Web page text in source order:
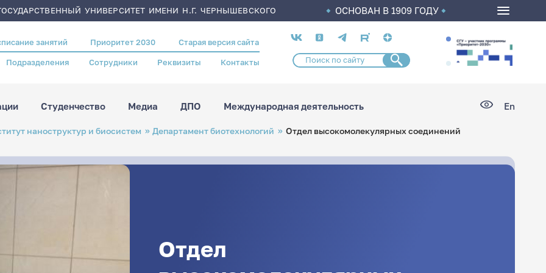
УНИВЕРСИТЕТ ИМЕНИ Н.Г. ЧЕРНЫШЕВСКОГО ОСНОВАН В 1909 ГОДУ
занятий Приоритет 2030 Старая версия сайта
Подразделения Сотрудники Реквизиты Контакты
Социальные
сети
Студенчество Медиа ДПО Международная деятельность En
наноструктур и биосистем Департамент биотехнологий Отдел высокомолекулярных соединений
Отдел